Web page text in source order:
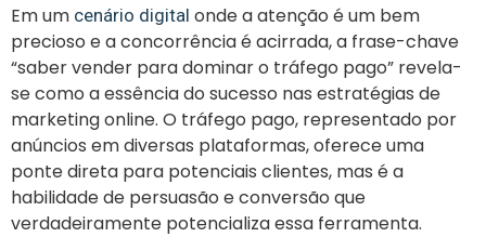
Em um cenário digital onde a atenção é um bem
precioso e a concorrência é acirrada, a frase-chave
“saber vender para dominar o tráfego pago” revela-
se como a essência do sucesso nas estratégias de
marketing online. O tráfego pago, representado por
anúncios em diversas plataformas, oferece uma
ponte direta para potenciais clientes, mas é a
habilidade de persuasão e conversão que
verdadeiramente potencializa essa ferramenta.